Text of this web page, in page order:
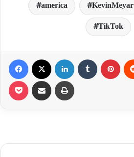
america KevinMeyar
TikTok